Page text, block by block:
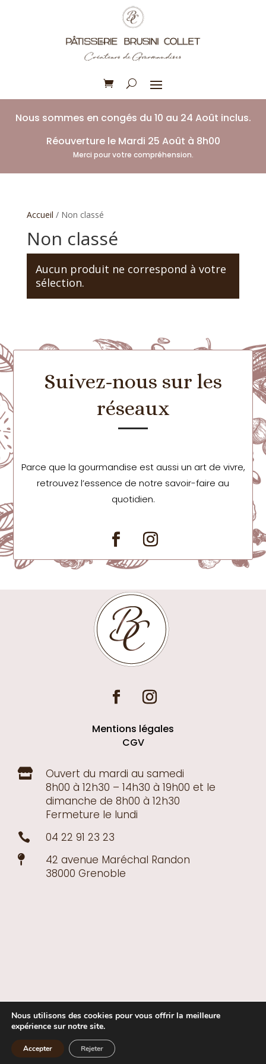
Nous sommes en congés du 10 au 24 Août inclus.
Réouverture le Mardi 25 Août à 8h00
Merci pour votre compréhension.
Accueil / Non classé
Non classé
Aucun produit ne correspond à votre
sélection.
Suivez-nous sur les
réseaux
Parce que la gourmandise est aussi un art de vivre,
retrouvez l’essence de notre savoir-faire au
quotidien.
Mentions légales
CGV

Ouvert du mardi au samedi
8h00 à 12h30 – 14h30 à 19h00 et le
dimanche de 8h00 à 12h30
Fermeture le lundi
 04 22 91 23 23

42 avenue Maréchal Randon
38000 Grenoble
Nous utilisons des cookies pour vous offrir la meilleure
expérience sur notre site.
Accepter Rejeter